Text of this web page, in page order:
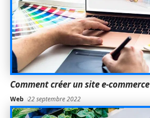
Comment créer un site e-
Web 22 septembre 2022